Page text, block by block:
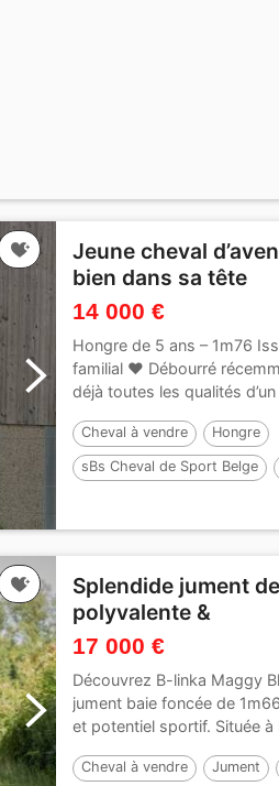
Jeune cheval
bien dans sa tête
14 000 €
Hongre de 5 ans – 1m76
familial ❤️ Débourré
déjà toutes les qualités
Cheval à vendre Hongre
sBs Cheval de Sport Belge
Splendide jument
polyvalente &
17 000 €
Découvrez B-linka Maggy
jument baie foncée de
et potentiel sportif. Située à
Cheval à vendre Jument